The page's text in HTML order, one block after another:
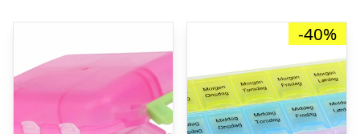
-40%